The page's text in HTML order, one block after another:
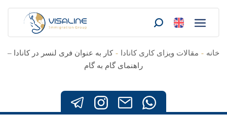
خانه - مقالات ویزای کاری کانادا - کار به عنوان فری لنسر در کانادا –
راهنمای گام به گام